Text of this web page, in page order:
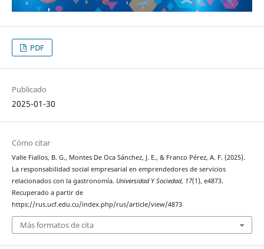
PDF
Publicado
2025-01-30
Cómo citar
Valle Fiallos, B. G., Montes De Oca Sánchez, J. E., & Franco Pérez, A. F. (2025).
La responsabilidad social empresarial en emprendedores de servicios
relacionados con la gastronomía. Universidad Y Sociedad, 17(1), e4873.
Recuperado a partir de
https://rus.ucf.edu.cu/index.php/rus/article/view/4873
Más formatos de cita